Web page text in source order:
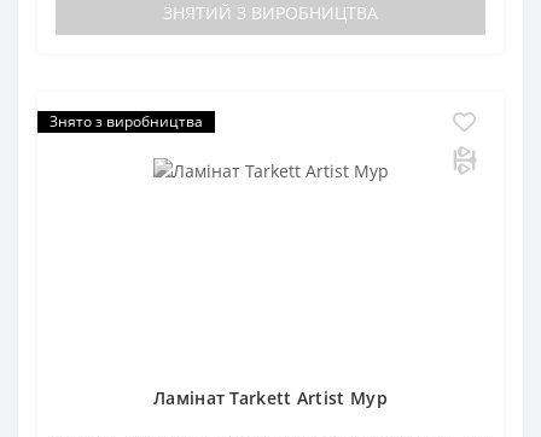
ЗНЯТИЙ З ВИРОБНИЦТВА
Знято з виробництва
Ламінат Tarkett Artist Мур